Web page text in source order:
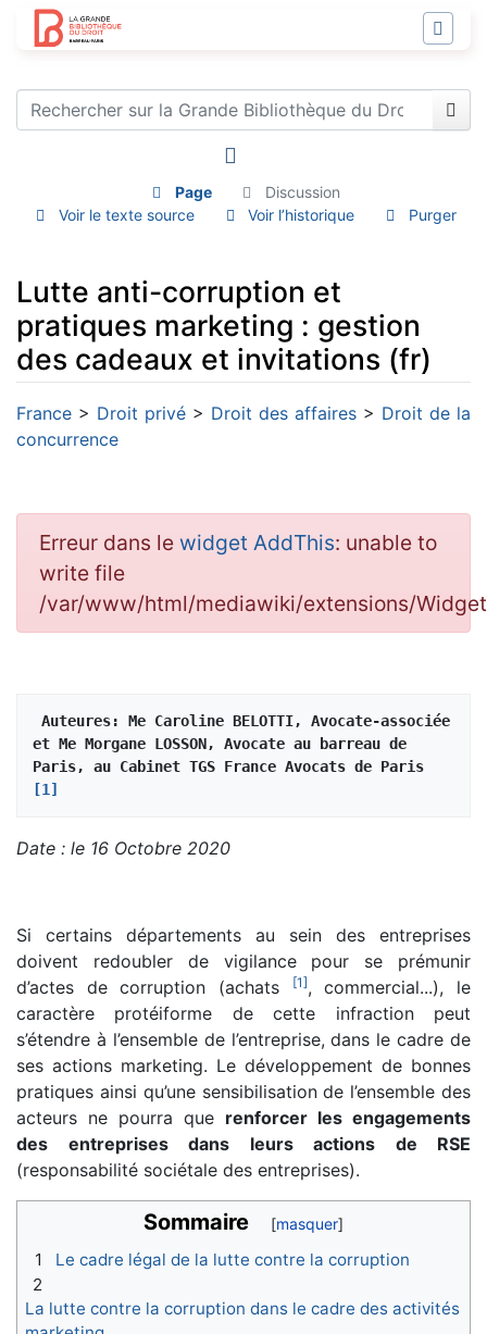
Page
Discussion
Voir le texte source
Voir l’historique Purger
Lutte anti-corruption et
pratiques marketing : gestion
des cadeaux et invitations (fr)
Aller à : navigation,rechercher
France > Droit privé > Droit des affaires > Droit de la
concurrence
Erreur dans le widget AddThis: unable to
write file
/var/www/html/mediawiki/extensions/
Auteures: Me Caroline BELOTTI, Avocate-associée
et Me Morgane LOSSON, Avocate au barreau de
[1]
Date : le 16 Octobre 2020
Si certains départements au sein des entreprises
doivent redoubler de vigilance pour se prémunir
d’actes de corruption (achats
[1], commercial...), le
caractère protéiforme de cette infraction peut
s’étendre à l’ensemble de l’entreprise, dans le cadre de
ses actions marketing. Le développement de bonnes
pratiques ainsi qu’une sensibilisation de l’ensemble des
acteurs ne pourra que renforcer les engagements
des entreprises dans leurs actions de RSE
(responsabilité sociétale des entreprises).
Sommaire
1
Le cadre légal de la lutte contre la corruption
2
La lutte contre la corruption dans le cadre des activités